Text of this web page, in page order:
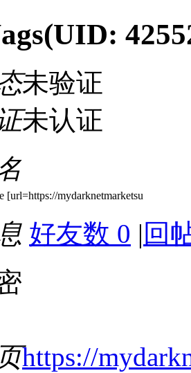
(UID:
未验证
未认证
[url=https://mydarknetmarketsu
好友数 0 | 回
https://